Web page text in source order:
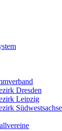
Dresden
Leipzig